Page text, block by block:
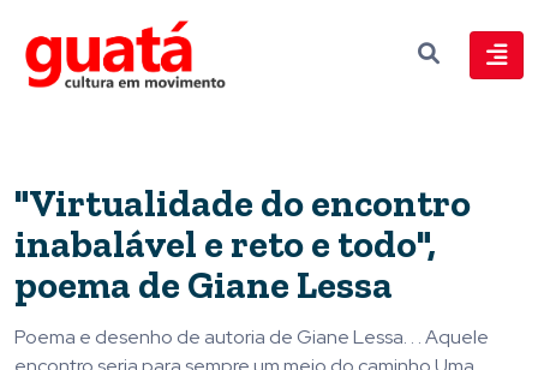
"Virtualidade do encontro
inabalável e reto e todo",
poema de Giane Lessa
Poema e desenho de autoria de Giane Lessa. . . Aquele